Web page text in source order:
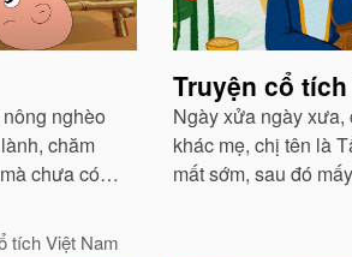
nghèo
chăm
chưa có
tích Việt Nam
Truyện cổ tích
Ngày xửa ngày
khác mẹ, chị tên là
mất sớm, sau đó